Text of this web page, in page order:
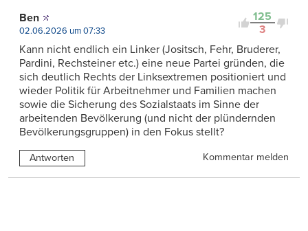
125
3
Ben
02.06.2026 um 07:33
Kann nicht endlich ein Linker (Jositsch, Fehr, Bruderer,
Pardini, Rechsteiner etc.) eine neue Partei gründen, die
sich deutlich Rechts der Linksextremen positioniert und
wieder Politik für Arbeitnehmer und Familien machen
sowie die Sicherung des Sozialstaats im Sinne der
arbeitenden Bevölkerung (und nicht der plündernden
Bevölkerungsgruppen) in den Fokus stellt?
Antworten Kommentar melden